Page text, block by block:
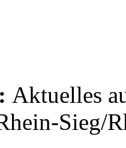
Aktuelles
Sieg/